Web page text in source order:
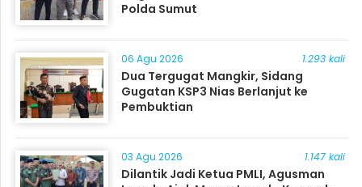
Polda Sumut
06 Agu 2026 1.293 kali
Dua Tergugat Mangkir, Sidang
Gugatan KSP3 Nias Berlanjut ke
Pembuktian
03 Agu 2026 1.147 kali
Dilantik Jadi Ketua PMLI, Agusman